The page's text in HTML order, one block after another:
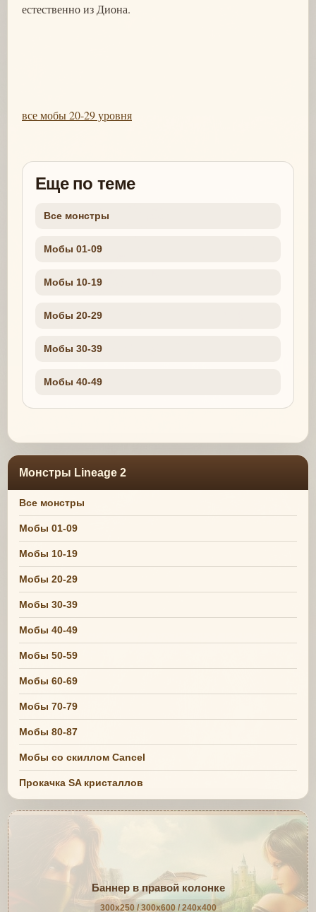
естественно из Диона.
все мобы 20-29 уровня
Еще по теме
Все монстры
Мобы 01-09
Мобы 10-19
Мобы 20-29
Мобы 30-39
Мобы 40-49
Монстры Lineage 2
Все монстры
Мобы 01-09
Мобы 10-19
Мобы 20-29
Мобы 30-39
Мобы 40-49
Мобы 50-59
Мобы 60-69
Мобы 70-79
Мобы 80-87
Мобы со скиллом Cancel
Прокачка SA кристаллов
Баннер в правой колонке
300x250 / 300x600 / 240x400